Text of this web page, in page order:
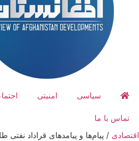
سیاسی امنیتی
تماس با ما
اقتصادی / پیام‌ها و پیامدهای قراداد نفتی